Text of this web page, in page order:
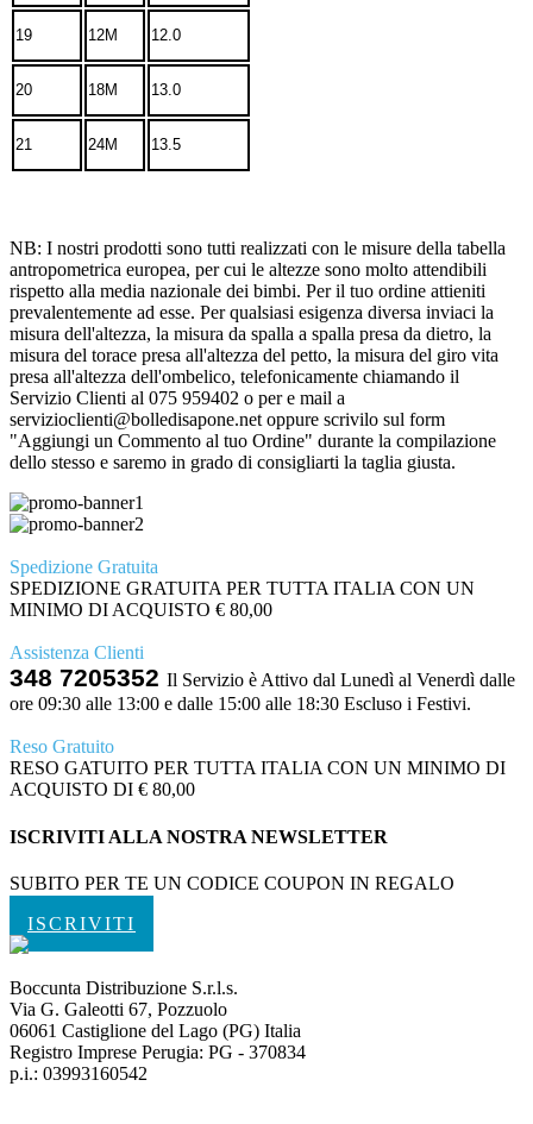
19 12M 12.0
20 18M 13.0
21 24M 13.5
NB: I nostri prodotti sono tutti realizzati con le misure della tabella
antropometrica europea, per cui le altezze sono molto attendibili
rispetto alla media nazionale dei bimbi. Per il tuo ordine attieniti
prevalentemente ad esse. Per qualsiasi esigenza diversa inviaci la
misura dell'altezza, la misura da spalla a spalla presa da dietro, la
misura del torace presa all'altezza del petto, la misura del giro vita
presa all'altezza dell'ombelico, telefonicamente chiamando il
Servizio Clienti al 075 959402 o per e mail a
servizioclienti@bolledisapone.net oppure scrivilo sul form
"Aggiungi un Commento al tuo Ordine" durante la compilazione
dello stesso e saremo in grado di consigliarti la taglia giusta.
Spedizione Gratuita
SPEDIZIONE GRATUITA PER TUTTA ITALIA CON UN
MINIMO DI ACQUISTO € 80,00
Assistenza Clienti
348 7205352 Il Servizio è Attivo dal Lunedì al Venerdì dalle
ore 09:30 alle 13:00 e dalle 15:00 alle 18:30 Escluso i Festivi.
Reso Gratuito
RESO GATUITO PER TUTTA ITALIA CON UN MINIMO DI
ACQUISTO DI € 80,00
ISCRIVITI ALLA NOSTRA NEWSLETTER
SUBITO PER TE UN CODICE COUPON IN REGALO
ISCRIVITI
Boccunta Distribuzione S.r.l.s.
Via G. Galeotti 67, Pozzuolo
06061 Castiglione del Lago (PG) Italia
Registro Imprese Perugia: PG - 370834
p.i.: 03993160542